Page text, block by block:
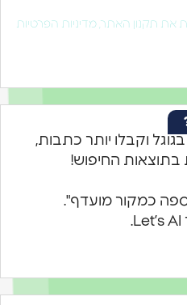
תקנון האתר, מדיניות הפרטיות
וקבלו יותר כתבות,
כמקור מועדף".